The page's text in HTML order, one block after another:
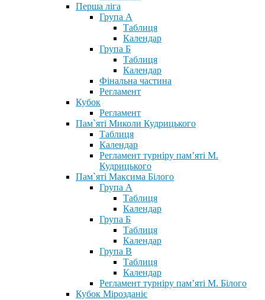
Перша ліга
Група А
Таблиця
Календар
Група Б
Таблиця
Календар
Фінальна частина
Регламент
Кубок
Регламент
Пам`яті Миколи Кудрицького
Таблиця
Календар
Регламент турніру пам’яті М.
Кудрицького
Пам`яті Максима Білого
Група А
Таблиця
Календар
Група Б
Таблиця
Календар
Група В
Таблиця
Календар
Регламент турніру пам’яті М. Білого
Кубок Мірозданіє